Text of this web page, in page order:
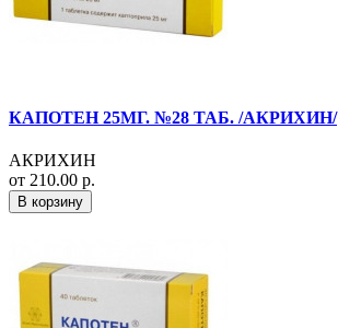
КАПОТЕН 25МГ. №28 ТАБ. /АКРИХИН/
АКРИХИН
от 210.00 р.
В корзину